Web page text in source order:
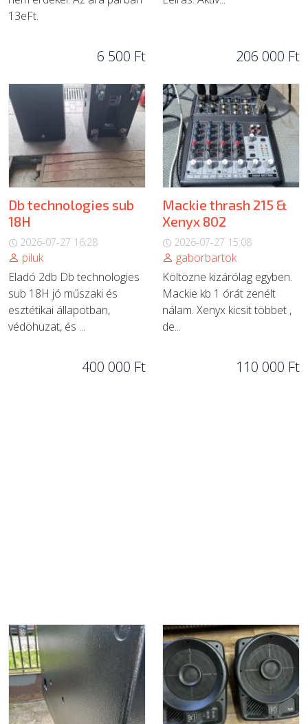
13eFt.
6 500 Ft 206 000 Ft
Db technologies sub
18H
2026-07-27 16:28
piluk
Eladó 2db Db technologies
sub 18H jó műszaki és
esztétikai állapotban,
védöhuzat, és ...
400 000 Ft
Mackie thrash 215 &
Xenyx 802
2026-07-27 15:08
gaborbartok
Költözne kizárólag egyben.
Mackie kb 1 órát zenélt
nálam. Xenyx kicsit többet ,
de...
110 000 Ft